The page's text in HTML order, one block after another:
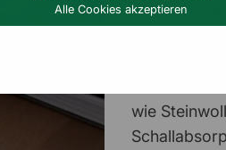
Alle Cookies akzeptieren
Wirkung
unsere
wie